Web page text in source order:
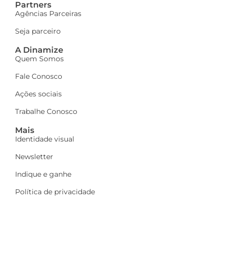
Partners
Agências Parceiras
Seja parceiro
A Dinamize
Quem Somos
Fale Conosco
Ações sociais
Trabalhe Conosco
Mais
Identidade visual
Newsletter
Indique e ganhe
Política de privacidade